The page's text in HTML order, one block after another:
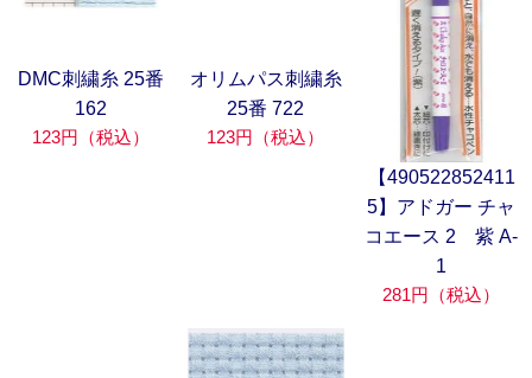
DMC刺繍糸 25番
162
123円（税込）
オリムパス刺繍糸
25番 722
123円（税込）
【490522852411
5】アドガー チャ
コエース 2 紫 A-
1
281円（税込）